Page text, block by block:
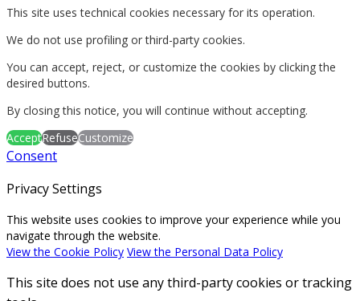
This site uses technical cookies necessary for its operation.
We do not use profiling or third-party cookies.
You can accept, reject, or customize the cookies by clicking the
desired buttons.
By closing this notice, you will continue without accepting.
AcceptRefuseCustomize
Consent
Privacy Settings
This website uses cookies to improve your experience while you
navigate through the website.
View the Cookie Policy View the Personal Data Policy
This site does not use any third-party cookies or tracking